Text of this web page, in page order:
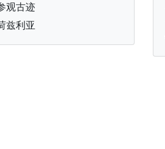
观古迹
兹利亚